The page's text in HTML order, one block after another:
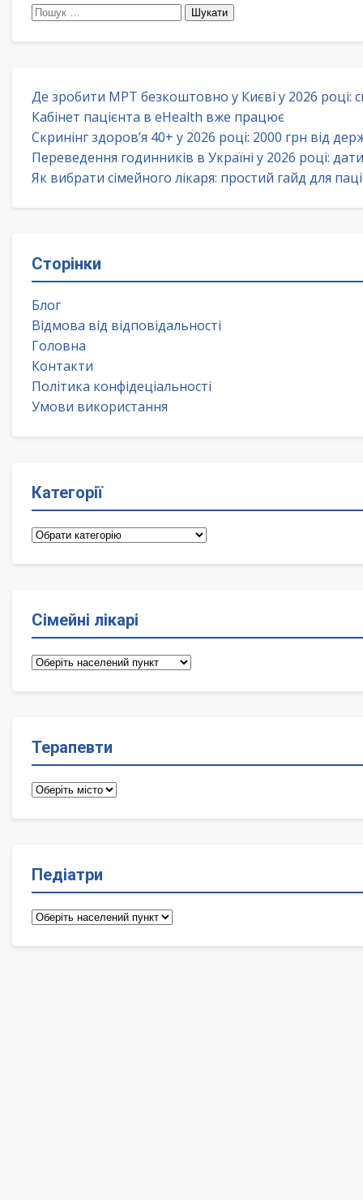
Пошук:
Де зробити МРТ безкоштовно у Києві у 2026 році:
Кабінет пацієнта в eHealth вже працює
Скринінг здоров’я 40+ у 2026 році: 2000 грн від
Переведення годинників в Україні у 2026 році:
Як вибрати сімейного лікаря: простий гайд для
Сторінки
Блог
Відмова від відповідальності
Головна
Контакти
Політика конфідеціальності
Умови використання
Категорії
Категорії
Сімейні лікарі
Сімейні
Терапевти
Терапевти
Педіатри
Педіатри